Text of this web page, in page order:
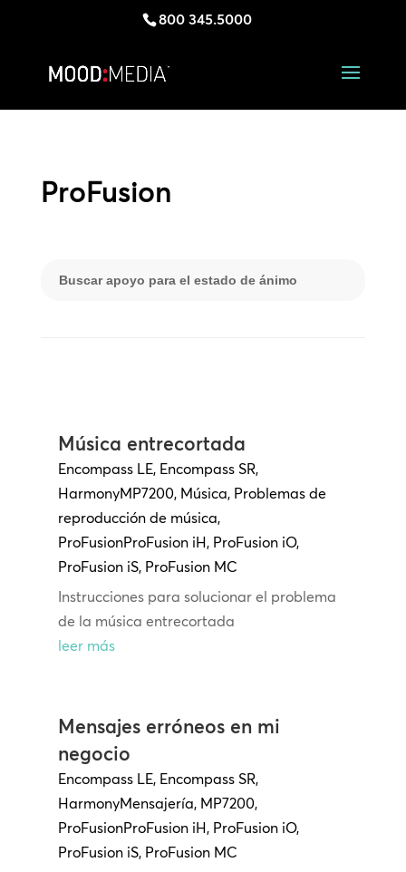
800 345.5000
ProFusion
Música entrecortada
Encompass LE, Encompass SR,
HarmonyMP7200, Música, Problemas de
reproducción de música,
ProFusionProFusion iH, ProFusion iO,
ProFusion iS, ProFusion MC
Instrucciones para solucionar el problema
de la música entrecortada
leer más
Mensajes erróneos en mi
negocio
Encompass LE, Encompass SR,
HarmonyMensajería, MP7200,
ProFusionProFusion iH, ProFusion iO,
ProFusion iS, ProFusion MC